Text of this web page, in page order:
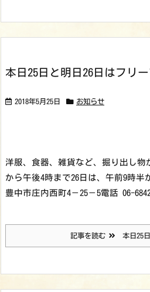
本日25日と明日26日はフリ
2018年5月25日 お知らせ
洋服、食器、雑貨など、掘り出し物
から午後4時まで26日は、午前9時半
豊中市庄内西町4－25－5電話 06-
記事を読む 本日25